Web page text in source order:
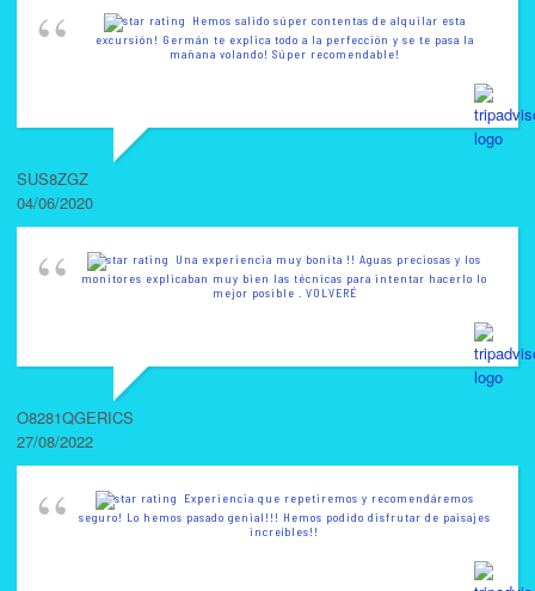
Hemos salido súper contentas de alquilar esta
excursión! Germán te explica todo a la perfección y se te pasa la
mañana volando! Súper recomendable!
SUS8ZGZ
04/06/2020
Una experiencia muy bonita !! Aguas preciosas y los
monitores explicaban muy bien las técnicas para intentar hacerlo lo
mejor posible . VOLVERÉ
O8281QGERICS
27/08/2022
Experiencia que repetiremos y recomendáremos
seguro! Lo hemos pasado genial!!! Hemos podido disfrutar de paisajes
increíbles!!